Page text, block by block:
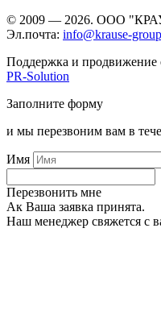
© 2009 — 2026. ООО
Эл.почта: info@krause-
Поддержка и продвижение
PR-Solution
Заполните форму
и мы перезвоним вам в
Имя
Перезвонить мне
Ак Ваша заявка принята.
Наш менеджер свяжется с